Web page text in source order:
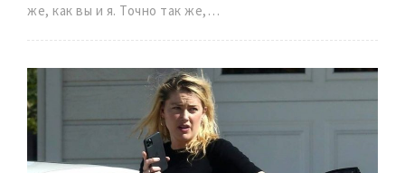
же, как вы и я. Точно так же,…